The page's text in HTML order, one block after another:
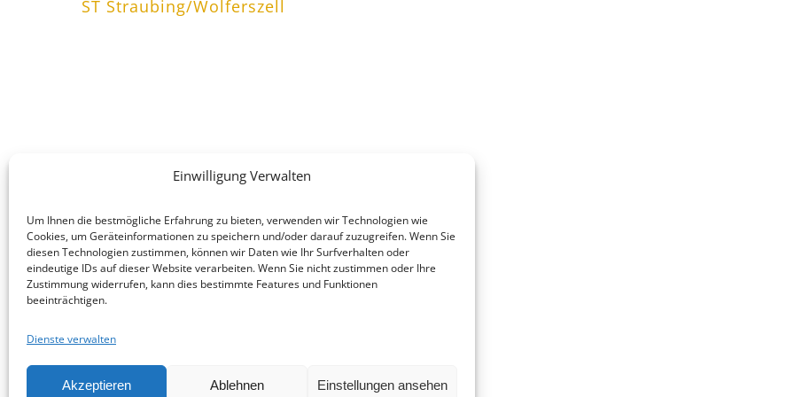
Einwilligung Verwalten
Um Ihnen die bestmögliche Erfahrung zu bieten, verwenden wir Technologien wie
Cookies, um Geräteinformationen zu speichern und/oder darauf zuzugreifen. Wenn Sie
diesen Technologien zustimmen, können wir Daten wie Ihr Surfverhalten oder
eindeutige IDs auf dieser Website verarbeiten. Wenn Sie nicht zustimmen oder Ihre
Zustimmung widerrufen, kann dies bestimmte Features und Funktionen
beeinträchtigen.
Dienste verwalten
Akzeptieren Ablehnen Einstellungen ansehen
ST Straubing/Wolferszell
KONTAKT